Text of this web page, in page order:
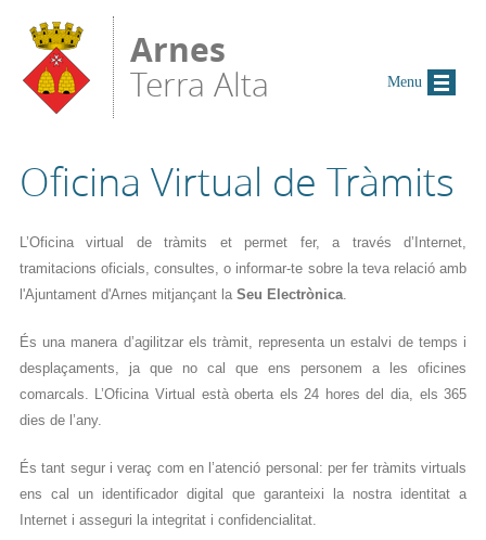
Arnes
Terra Alta
Oficina Virtual de Tràmits
L’Oficina virtual de tràmits et permet fer, a través d’Internet,
tramitacions oficials, consultes, o informar-te sobre la teva relació amb
l'Ajuntament d'Arnes mitjançant la Seu Electrònica.
És una manera d’agilitzar els tràmit, representa un estalvi de temps i
desplaçaments, ja que no cal que ens personem a les oficines
comarcals. L’Oficina Virtual està oberta els 24 hores del dia, els 365
dies de l’any.
És tant segur i veraç com en l’atenció personal: per fer tràmits virtuals
ens cal un identificador digital que garanteixi la nostra identitat a
Internet i asseguri la integritat i confidencialitat.
Menu